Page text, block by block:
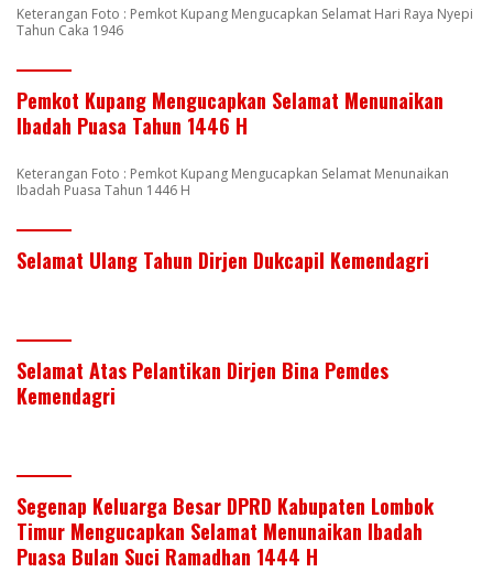
Keterangan Foto : Pemkot Kupang Mengucapkan Selamat Hari Raya Nyepi
Tahun Caka 1946
Pemkot Kupang Mengucapkan Selamat Menunaikan
Ibadah Puasa Tahun 1446 H
Keterangan Foto : Pemkot Kupang Mengucapkan Selamat Menunaikan
Ibadah Puasa Tahun 1446 H
Selamat Ulang Tahun Dirjen Dukcapil Kemendagri
Selamat Atas Pelantikan Dirjen Bina Pemdes
Kemendagri
Segenap Keluarga Besar DPRD Kabupaten Lombok
Timur Mengucapkan Selamat Menunaikan Ibadah
Puasa Bulan Suci Ramadhan 1444 H